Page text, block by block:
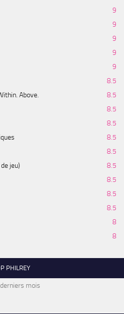
9
9
9
9
9
8.5
Above.
8.5
8.5
8.5
8.5
8.5
jeu)
8.5
8.5
8.5
8.5
8
8
PHILREY
mois